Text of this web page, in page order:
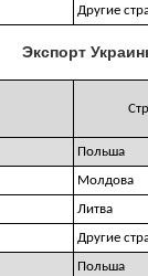
Другие
Экспорт
Польша
Молдова
Литва
Другие
Польша